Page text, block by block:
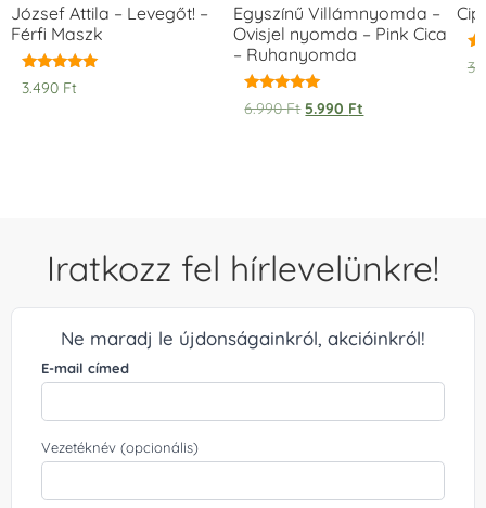
József Attila – Levegőt! –
Férfi Maszk
Értékelés:
5.00
3.490 Ft
Egyszínű Villámnyomda –
Ovisjel nyomda – Pink Cica
– Ruhanyomda
Értékelés:
5.00
6.990Ft 5.990 Ft
Iratkozz fel hírlevelünkre!
Ne maradj le újdonságainkról, akcióinkról!
E-mail címed
Vezetéknév (opcionális)